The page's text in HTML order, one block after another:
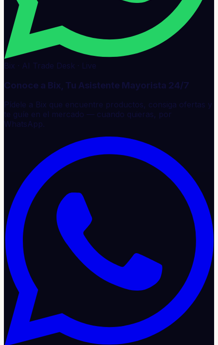
Bix · AI Trade Desk · Live
Conoce a Bix, Tu Asistente Mayorista 24/7
Pídele a Bix que encuentre productos, consiga ofertas y
te guíe en el mercado — cuando quieras, por
WhatsApp.